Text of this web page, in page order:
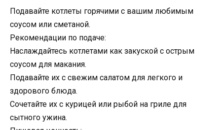
Подавайте котлеты горячими с вашим любимым
соусом или сметаной.
Рекомендации по подаче:
Наслаждайтесь котлетами как закуской с острым
соусом для макания.
Подавайте их с свежим салатом для легкого и
здорового блюда.
Сочетайте их с курицей или рыбой на гриле для
сытного ужина.